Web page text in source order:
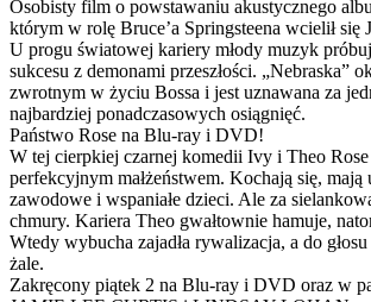
Osobisty film o powstawaniu akustycznego
którym w rolę Bruce’a Springsteena wcielił się
U progu światowej kariery młody muzyk
sukcesu z demonami przeszłości. „Nebraska”
zwrotnym w życiu Bossa i jest uznawana za
najbardziej ponadczasowych osiągnięć.
Państwo Rose na Blu-ray i DVD!
W tej cierpkiej czarnej komedii Ivy i Theo
perfekcyjnym małżeństwem. Kochają się, mają
zawodowe i wspaniałe dzieci. Ale za
chmury. Kariera Theo gwałtownie hamuje,
Wtedy wybucha zajadła rywalizacja, a do
żale.
Zakręcony piątek 2 na Blu-ray i DVD oraz w